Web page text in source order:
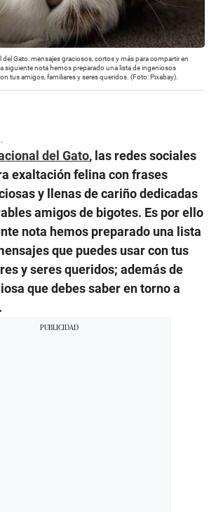
del Gato: mensajes graciosos, cortos y más para compartir en
siguiente nota hemos preparado una lista de ingeniosos
tus amigos, familiares y seres queridos. (Foto: Pixabay).
del Gato, las redes sociales
exaltación felina con frases
y llenas de cariño dedicadas
amigos de bigotes. Es por ello
nota hemos preparado una lista
que puedes usar con tus
y seres queridos; además de
que debes saber en torno a